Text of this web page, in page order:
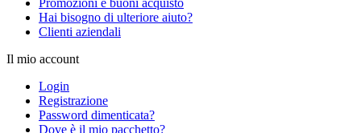
Hai bisogno di ulteriore aiuto?
Clienti aziendali
Il mio account
Login
Registrazione
Password dimenticata?
Dove è il mio pacchetto?